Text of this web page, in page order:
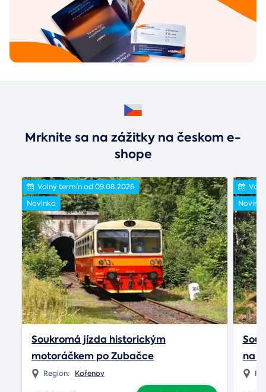
Mrknite sa na zážitky na českom e-
shope
Volný termín od 09.08.2026
Novinka
Soukromá jízda historickým
motoráčkem po Zubačce
Region: Kořenov
na